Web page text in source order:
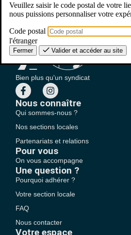
Bien plus qu'un syndicat
Nous connaître
Qui sommes-nous ?
Nos sections locales
Partenariats et relations
Pour vous
On vous accompagne
Une question ?
Pourquoi adhérer ?
Votre section locale
FAQ
Nous contacter
Votre espace
Veuillez saisir le code postal de votre
nous puissions personnaliser votre
Code postal
l'étranger
Fermer Valider et accéder au site